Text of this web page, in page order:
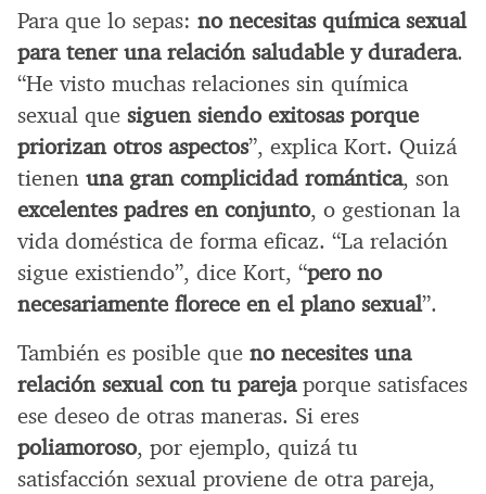
Para que lo sepas: no necesitas química sexual
para tener una relación saludable y duradera.
“He visto muchas relaciones sin química
sexual que siguen siendo exitosas porque
priorizan otros aspectos”, explica Kort. Quizá
tienen una gran complicidad romántica, son
excelentes padres en conjunto, o gestionan la
vida doméstica de forma eficaz. “La relación
sigue existiendo”, dice Kort, “pero no
necesariamente florece en el plano sexual”.
También es posible que no necesites una
relación sexual con tu parejaporque satisfaces
ese deseo de otras maneras. Si eres
poliamoroso, por ejemplo, quizá tu
satisfacción sexual proviene de otra pareja,